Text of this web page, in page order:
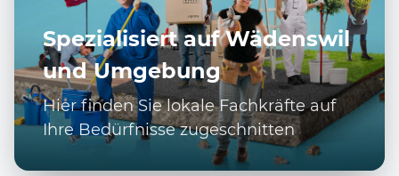
Spezialisiert auf Wädenswil
und Umgebung
Hier finden Sie lokale Fachkräfte auf
Ihre Bedürfnisse zugeschnitten